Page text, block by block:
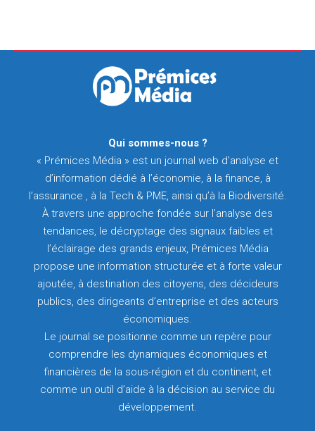
Qui sommes-nous ?
« Prémices Média » est un journal web d’analyse et
d’information dédié à l’économie, à la finance, à
l’assurance , à la Tech & PME, ainsi qu’à la Biodiversité.
À travers une approche fondée sur l’analyse des
tendances, le décryptage des signaux faibles et
l’éclairage des grands enjeux, Prémices Média
propose une information structurée et à forte valeur
ajoutée, à destination des citoyens, des décideurs
publics, des dirigeants d’entreprise et des acteurs
économiques.
Le journal se positionne comme un repère pour
comprendre les dynamiques économiques et
financières de la sous-région et du continent, et
comme un outil d’aide à la décision au service du
développement.